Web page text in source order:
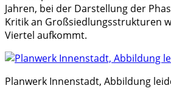
Jahren, bei der Darstellung der
Kritik an Großsiedlungsstrukturen
Viertel aufkommt.
Planwerk Innenstadt, Abbildung